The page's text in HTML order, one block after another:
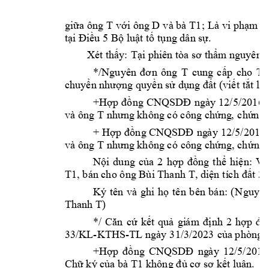
giữa ông T với ông D và bà T1; Là vi phạm
tại Điều 5 Bộ luật tố tụng dân sự.
Xét thấy: Tại phiên tòa sơ thẩm nguyên
*/Nguyên đơn ông T cung cấp cho
chuyển nhượng quyền sử dụng đất (viết tắt là
+Hợp đồng CNQSDĐ ngày 12/5/2016,
và ông T nhưng không có công chứng, chứng
+ Hợp đồng CNQSDĐ ngày 12/5/
và ông T nhưng không có công chứng, chứng
Nội dung của 2 hợp đồng thể hiện:
T1, bán cho ôngBùi Thanh T, diện tích đất 3.
Ký tên và ghi họ tên bên bán: (N
Thanh T)
*/ Căn cứ kết quả giám định 2 hợp
33/KL-KTHS-TL ngày 31/3/2023 của phòng
+Hợp đồng CNQSDĐ ngày 12/5/
Chữ ký của bà T1 không đủ cơ sơ kết luận.